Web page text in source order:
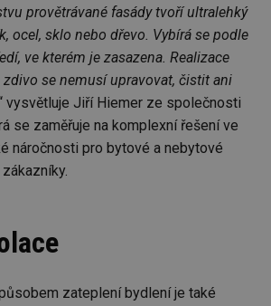
provětrávané fasády tvoří ultralehký
ocel, sklo nebo dřevo. Vybírá se podle
ve kterém je zasazena. Realizace
se nemusí upravovat, čistit ani
vysvětluje Jiří Hiemer ze společnosti
se zaměřuje na komplexní řešení ve
náročnosti pro bytové a nebytové
zateplení bydlení je také